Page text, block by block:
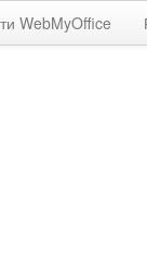
WebMyOffice